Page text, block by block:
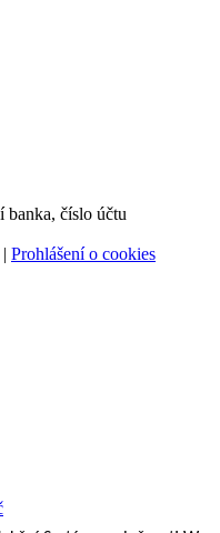
banka, číslo účtu
| Prohlášení o cookies